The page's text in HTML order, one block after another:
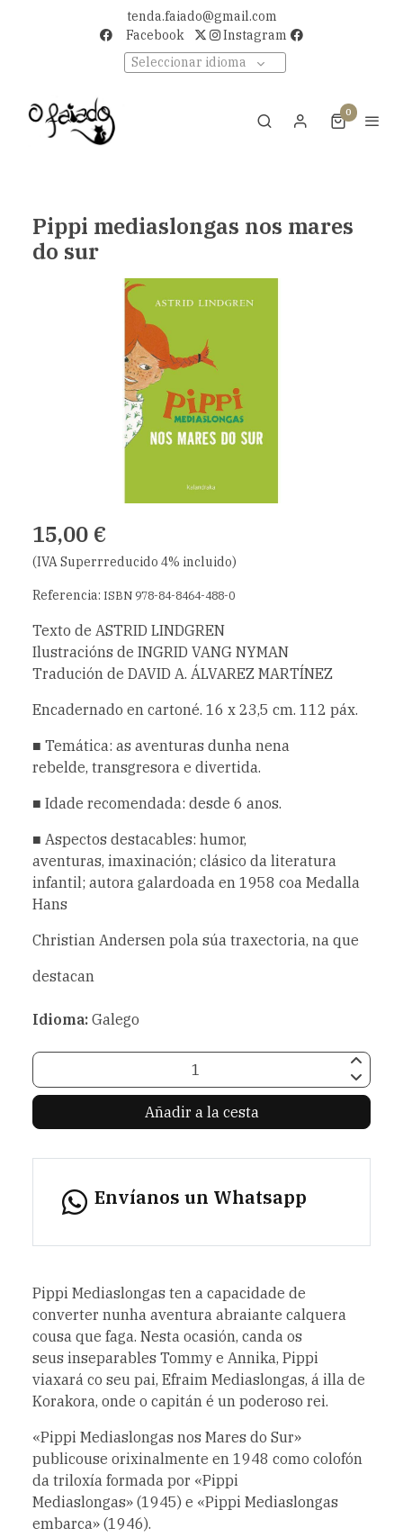
tenda.faiado@gmail.com
Facebook
Instagram
Seleccionar idioma
0
Pippi mediaslongas nos mares
do sur
15,00 €
(IVA Superrreducido 4% incluido)
Referencia: ISBN 978-84-8464-488-0
Texto de ASTRID LINDGREN
Ilustracións de INGRID VANG NYMAN
Tradución de DAVID A. ÁLVAREZ MARTÍNEZ
Encadernado en cartoné. 16 x 23,5 cm. 112 páx.
■ Temática: as aventuras dunha nena
rebelde, transgresora e divertida.
■ Idade recomendada: desde 6 anos.
■ Aspectos destacables: humor,
aventuras, imaxinación; clásico da literatura
infantil; autora galardoada en 1958 coa Medalla
Hans
Christian Andersen pola súa traxectoria, na que
destacan
Idioma: Galego
Añadir a la cesta
Envíanos un Whatsapp
Pippi Mediaslongas ten a capacidade de
converter nunha aventura abraiante calquera
cousa que faga. Nesta ocasión, canda os
seus inseparables Tommy e Annika, Pippi
viaxará co seu pai, Efraim Mediaslongas, á illa de
Korakora, onde o capitán é un poderoso rei.
«Pippi Mediaslongas nos Mares do Sur»
publicouse orixinalmente en 1948 como colofón
da triloxía formada por «Pippi
Mediaslongas» (1945) e «Pippi Mediaslongas
embarca» (1946).